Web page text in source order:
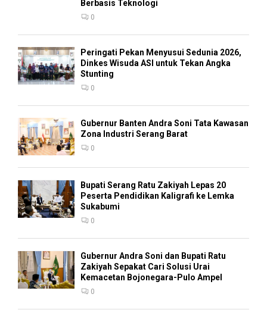
Berbasis Teknologi
0
Peringati Pekan Menyusui Sedunia 2026,
Dinkes Wisuda ASI untuk Tekan Angka
Stunting
0
Gubernur Banten Andra Soni Tata Kawasan
Zona Industri Serang Barat
0
Bupati Serang Ratu Zakiyah Lepas 20
Peserta Pendidikan Kaligrafi ke Lemka
Sukabumi
0
Gubernur Andra Soni dan Bupati Ratu
Zakiyah Sepakat Cari Solusi Urai
Kemacetan Bojonegara-Pulo Ampel
0